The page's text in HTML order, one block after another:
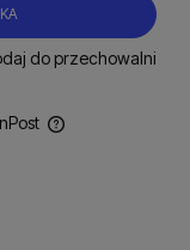
do przechowalni